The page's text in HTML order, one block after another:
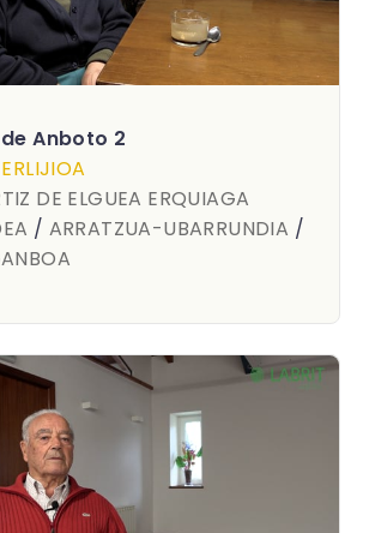
Anboto 2
DE ELGUEA ERQUIAGA
/ ARRATZUA-UBARRUNDIA /